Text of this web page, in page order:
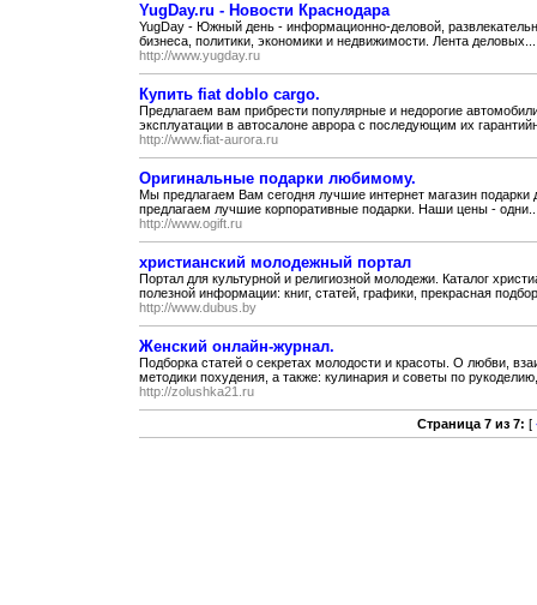
YugDay.ru - Новости Краснодара
YugDay - Южный день - информационно-деловой,
бизнеса, политики, экономики и недвижимости. Лента деловых...
http://www.yugday.ru
Купить fiat doblo cargo.
Предлагаем вам прибрести популярные и недорогие
эксплуатации в автосалоне аврора с последующим их
http://www.fiat-aurora.ru
Оригинальные подарки любимому.
Мы предлагаем Вам сегодня лучшие интернет магазин
предлагаем лучшие корпоративные подарки. Наши цены -
http://www.ogift.ru
христианский молодежный портал
Портал для культурной и религиозной молодежи. Каталог
полезной информации: книг, статей, графики, прекрасная
http://www.dubus.by
Женский онлайн-журнал.
Подборка статей о секретах молодости и красоты. О любви,
методики похудения, а также: кулинария и советы по
http://zolushka21.ru
Страница 7 из 7: [